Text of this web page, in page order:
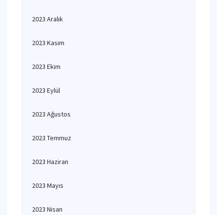
2023 Aralık
2023 Kasım
2023 Ekim
2023 Eylül
2023 Ağustos
2023 Temmuz
2023 Haziran
2023 Mayıs
2023 Nisan